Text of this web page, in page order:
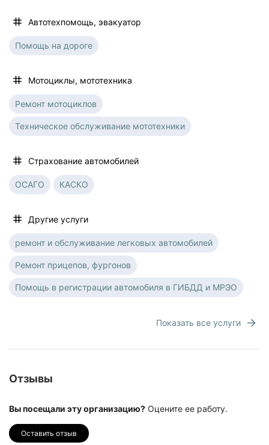
Автотехпомощь, эвакуатор
Помощь на дороге
Мотоциклы, мототехника
Ремонт мотоциклов
Техническое обслуживание мототехники
Страхование автомобилей
ОСАГО КАСКО
Другие услуги
ремонт и обслуживание легковых автомобилей
Ремонт прицепов, фургонов
Помощь в регистрации автомобиля в ГИБДД и МРЭО
Показать все услуги
Отзывы
Вы посещали эту организацию? Оцените ее работу.
Оставить отзыв